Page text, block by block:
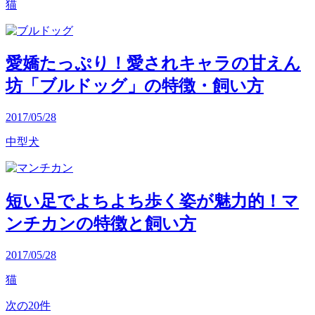
猫
愛嬌たっぷり！愛されキャラの甘えん
坊「ブルドッグ」の特徴・飼い方
2017/05/28
中型犬
短い足でよちよち歩く姿が魅力的！マ
ンチカンの特徴と飼い方
2017/05/28
猫
次の20件